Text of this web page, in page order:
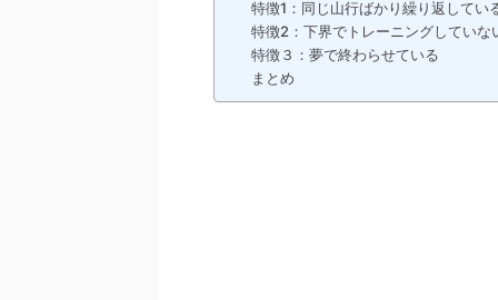
特徴1：同じ山行ばかり繰り返してい
特徴2：下界でトレーニングしていな
特徴３：夢で終わらせている
まとめ